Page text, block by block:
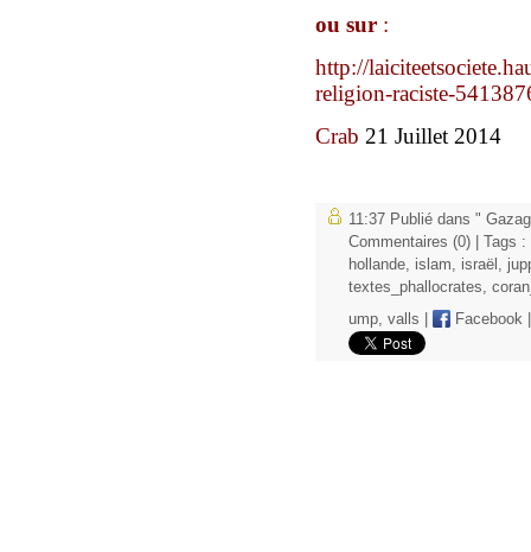
ou sur :
http://
religion-raciste-
Crab 21 Juillet 2014
11:37 Publié dans "
Commentaires (0) | Tags :
hollande
islam israël
textes_phallocrates
ump valls Facebook